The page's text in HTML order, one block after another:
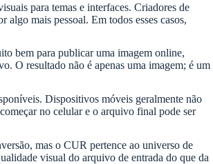
para temas e interfaces. Criadores de
mais pessoal. Em todos esses casos,
bem para publicar uma imagem online,
O resultado não é apenas uma imagem; é um
Dispositivos móveis geralmente não
no celular e o arquivo final pode ser
mas o CUR pertence ao universo de
visual do arquivo de entrada do que da